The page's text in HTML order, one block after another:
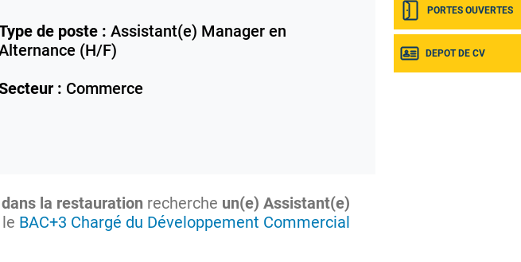
PORTES OUVERTES
DEPOT DE CV
de poste : Assistant(e) Manager en
(H/F)
: Commerce
la restauration recherche un(e) Assistant(e)
BAC+3 Chargé du Développement Commercial